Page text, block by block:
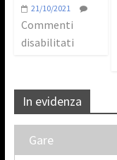
21/10/2021
Commenti
disabilitati
In evidenza
Gare